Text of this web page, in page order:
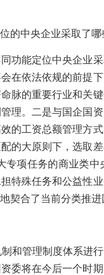
中央企业采取了哪
功能定位中央企业
在依法依规的前提
脉的重要行业和关
理。二是与国企国
的工资总额管理方
的大原则下，选取
项任务的商业类
特殊任务和公益性
合了当前分类推进
和管理制度体系进
委将在今后一个时